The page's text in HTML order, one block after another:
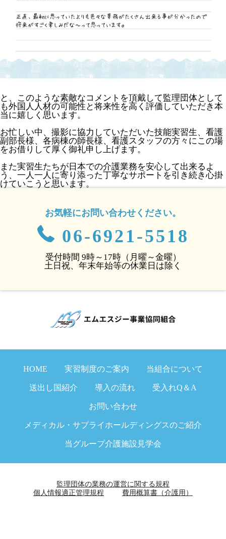
と、このような素敵なコメントを頂戴して監理団体として
も外国人人材の可能性と将来性を高く評価していただき本
当に嬉しく思います。
お忙しい中、撮影に協力していただいた技能実習生、看護
副部長様、各病棟の師長様、看護スタッフの方々にこの場
をお借りして厚く御礼申し上げます。
また実習生たちが日本での介護業務を安心して出来るよ
う、一人一人に寄り添った丁寧なサポートを引き続き心掛
けていこうと思います。
お気軽にお問い合わせください。
06-6921-5518
受付時間 9時～17時（月曜～金曜）
土日祝、年末年始等の休業日は除く
HOME 実習制度のご案内 当組合について
送出し国紹介 導入の流れ 受入れQ＆A
お問い合わせ
メディカル・サプライホールディングスのご紹介
当グループ介護施設見学会
監理団体の業務の運営に関する規程
個人情報適正管理規程
費用概算書（介護用）